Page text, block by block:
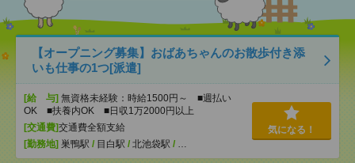
【オープニング募集】おばあちゃんのお散歩付き添
いも仕事の1つ[派遣]
[給 与] 無資格未経験：時給1500円～ ■週払い
OK ■扶養内OK ■日収1万2000円以上
[交通費]交通費全額支給
[勤務地] 巣鴨駅 / 目白駅 / 北池袋駅 / …
気になる！